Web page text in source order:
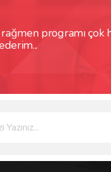
programı çok